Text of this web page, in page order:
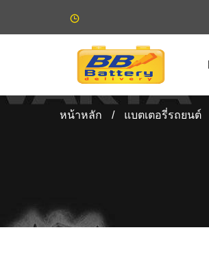
หน้าหลัก / แบตเตอรี่รถยนต์